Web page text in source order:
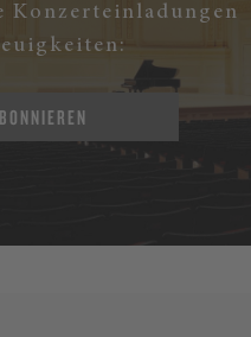
Konzerteinladungen